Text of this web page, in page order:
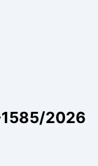
2026